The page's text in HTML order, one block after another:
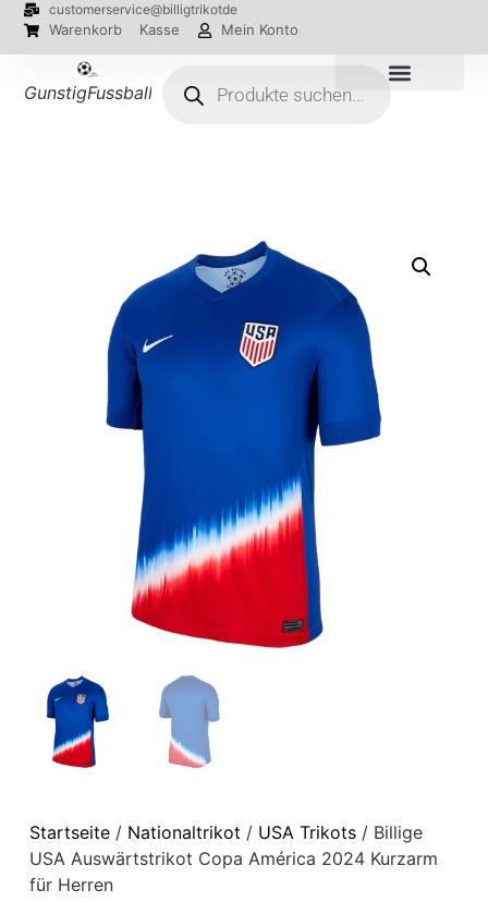
customerservice@billigtrikotde
Warenkorb Kasse Mein Konto
GunstigFussballTrikot
Startseite/ Nationaltrikot / USA Trikots/ Billige
USA Auswärtstrikot Copa América 2024 Kurzarm
für Herren